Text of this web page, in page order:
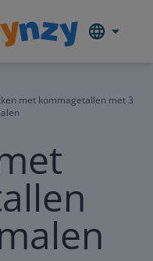
met kommagetallen met 3